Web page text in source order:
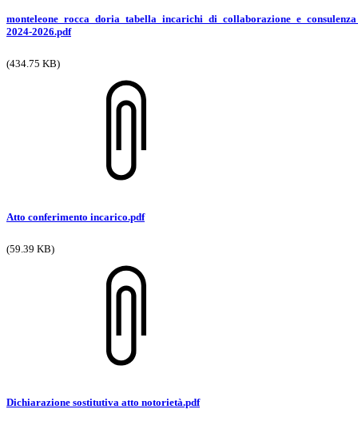
2024-2026.pdf
(434.75 KB)
Atto conferimento incarico.pdf
(59.39 KB)
Dichiarazione sostitutiva atto notorietà.pdf